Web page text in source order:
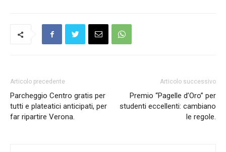
Articolo precedente
Parcheggio Centro gratis per
tutti e plateatici anticipati, per
far ripartire Verona.
Articolo successivo
Premio “Pagelle d’Oro” per
studenti eccellenti: cambiano
le regole.